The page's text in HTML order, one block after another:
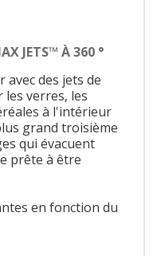
JETS™ À 360 °
avec des jets de
les verres, les
à l'intérieur
grand troisième
qui évacuent
prête à être
en fonction du